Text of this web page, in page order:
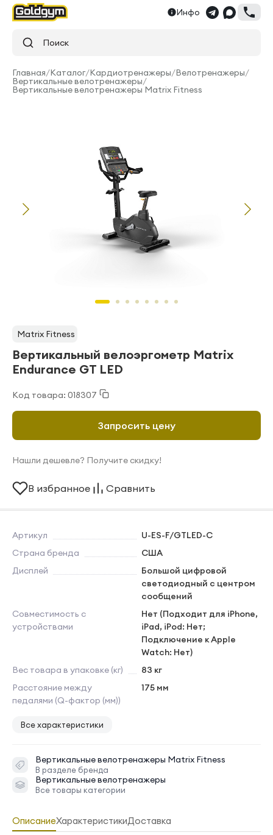
Инфо
Поиск
Главная/Каталог/Кардиотренажеры/Велотренажеры/
Вертикальные велотренажеры/
Вертикальные велотренажеры Matrix Fitness
Matrix Fitness
Вертикальный велоэргометр Matrix
Endurance GT LED
Код товара: 018307
Артикул
U-ES-F/GTLED-C
Страна бренда
США
Дисплей
Большой цифровой
светодиодный с центром
сообщений
Совместимость с
устройствами
Нет (Подходит для iPhone,
iPad, iPod: Нет;
Подключение к Apple
Watch: Нет)
Вес товара в упаковке (кг)
83 кг
Расстояние между
педалями (Q-фактор (мм))
175 мм
Все характеристики
Вертикальные велотренажеры Matrix Fitness
В разделе бренда
Вертикальные велотренажеры
Все товары категории
Запросить цену
Нашли дешевле? Получите скидку!
В избранное Сравнить
ОписаниеХарактеристикиДоставка